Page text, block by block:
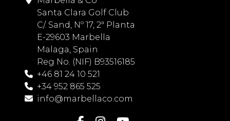
Santa Clara Golf Club
C/. Sand, Nº 17, 2ª Planta
E-29603 Marbella
Malaga, Spain
Reg No. (NIF) B93516185
+46 81 24 10 521
+34 952 865 525
info@marbellaco.com